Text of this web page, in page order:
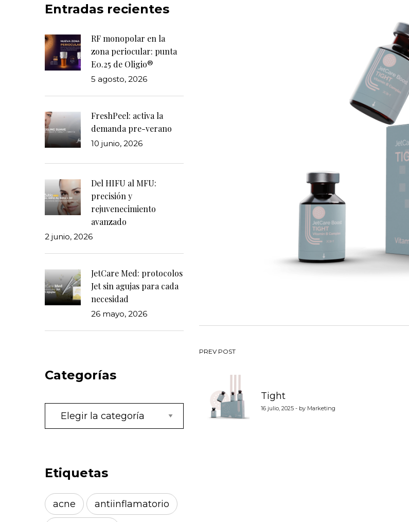
Navegación
de
entradas
PREV POST
Tight
16 julio, 2025 - by Marketing
Entradas recientes
RF monopolar en la
zona periocular: punta
E0.25 de Oligio®
5 agosto, 2026
FreshPeel: activa la
demanda pre-verano
10 junio, 2026
Del HIFU al MFU:
precisión y
rejuvenecimiento
avanzado
2 junio, 2026
JetCare Med: protocolos
Jet sin agujas para cada
necesidad
26 mayo, 2026
Categorías
Categorías
Etiquetas
acne antiinflamatorio